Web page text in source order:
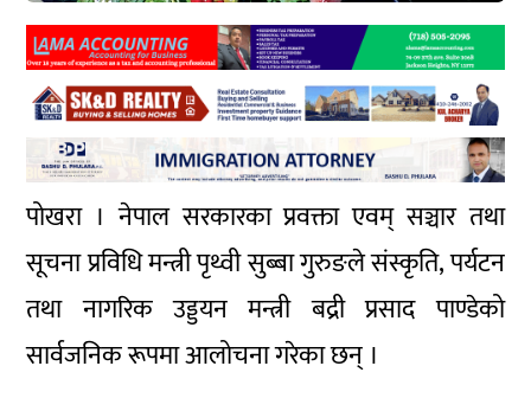
पोखरा । नेपाल सरकारका प्रवक्ता एवम् सञ्चार तथा
सूचना प्रविधि मन्त्री पृथ्वी सुब्बा गुरुङले संस्कृति, पर्यटन
तथा नागरिक उड्डयन मन्त्री बद्री प्रसाद पाण्डेको
सार्वजनिक रूपमा आलोचना गरेका छन् ।